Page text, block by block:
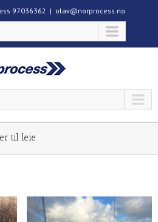
97036362 | olav@norprocess.no
til leie